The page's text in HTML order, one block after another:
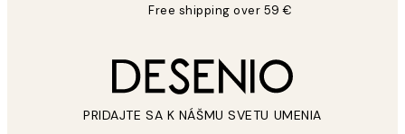
Free shipping over 59 €
PRIDAJTE SA K NÁŠMU SVETU UMENIA